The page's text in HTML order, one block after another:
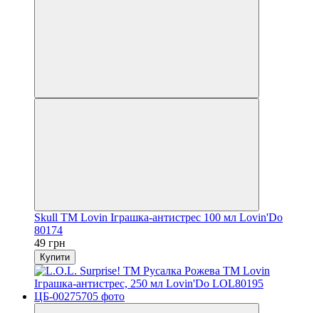
Skull ТМ Lovin Іграшка-антистрес 100 мл Lovin'Do
80174
49 грн
Купити